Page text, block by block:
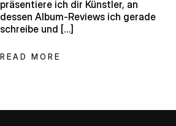
präsentiere ich dir Künstler, an
dessen Album-Reviews ich gerade
schreibe und […]
READ MORE